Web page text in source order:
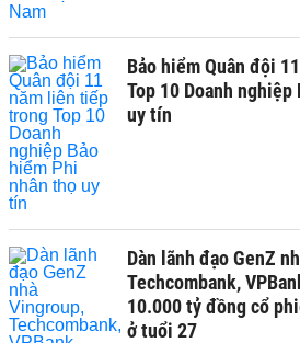
Bảo hiểm Quân đội
Top 10 Doanh
uy tín
Dàn lãnh đạo GenZ
Techcombank,
10.000 tỷ đồng cổ
ở tuổi 27